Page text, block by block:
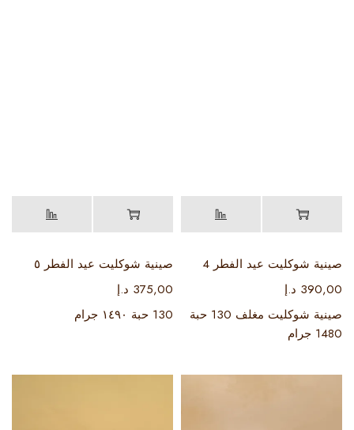
صينية شوكليت عيد الفطر 4
390,00 د.إ
صينية شوكليت مغلف 130 حبة
1480 جرام
صينية شوكليت عيد الفطر ٥
375,00 د.إ
130 حبة ١٤٩٠ جرام